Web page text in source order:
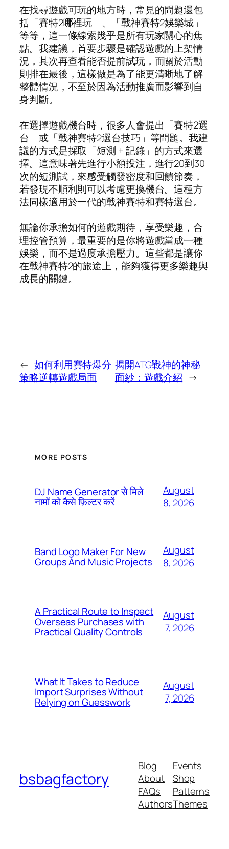
在找尋遊戲可玩的地方時，常見的問題還包
括「賽特2哪裡玩」、「戰神賽特2娛樂城」
等等，這一條線索幾乎是所有玩家關心的焦
點。我建議，首要步驟是確認遊戲的上架情
況，其次再查看能否提前試玩，而關於活動
則排在最後，這樣做是為了能更清晰地了解
整體情況，不至於因為活動推廣而影響到自
身判斷。
在選擇遊戲機台時，很多人會提出「賽特2選
台」或「戰神賽特2選台技巧」等問題。我建
議的方式是採取「短測 + 記錄」的方式來選
擇。這意味著先進行小額投注，進行20到30
次的短測試，來感受觸發密度和回饋節奏，
若發現不順利則可以考慮更換機台。這種方
法同樣適用於一代的戰神賽特和賽特選台。
無論你承擔如何的遊戲期待，享受樂趣，合
理控管預算，最重要的是你將遊戲當成一種
娛樂，而不是過度承擔壓力。這些都是讓你
在戰神賽特2的旅途上，能夠獲得更多樂趣與
成長的關鍵。
← 如何利用賽特爆分
策略逆轉遊戲局面
揭開ATG戰神的神秘
面紗：遊戲介紹 →
MORE POSTS
DJ Name Generator से मिले
नामों को कैसे फ़िल्टर करें
August
8, 2026
Band Logo Maker For New
Groups And Music Projects
August
8, 2026
A Practical Route to Inspect
Overseas Purchases with
Practical Quality Controls
August
7, 2026
What It Takes to Reduce
Import Surprises Without
Relying on Guesswork
August
7, 2026
bsbagfactory
Blog
About
FAQs
Authors
Events
Shop
Patterns
Themes